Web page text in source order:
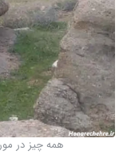
همه چیز در